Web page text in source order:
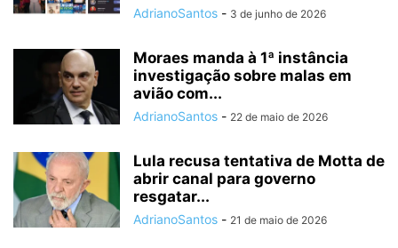
AdrianoSantos - 3 de junho de 2026
Moraes manda à 1ª instância
investigação sobre malas em
avião com...
AdrianoSantos - 22 de maio de 2026
Lula recusa tentativa de Motta de
abrir canal para governo
resgatar...
AdrianoSantos - 21 de maio de 2026